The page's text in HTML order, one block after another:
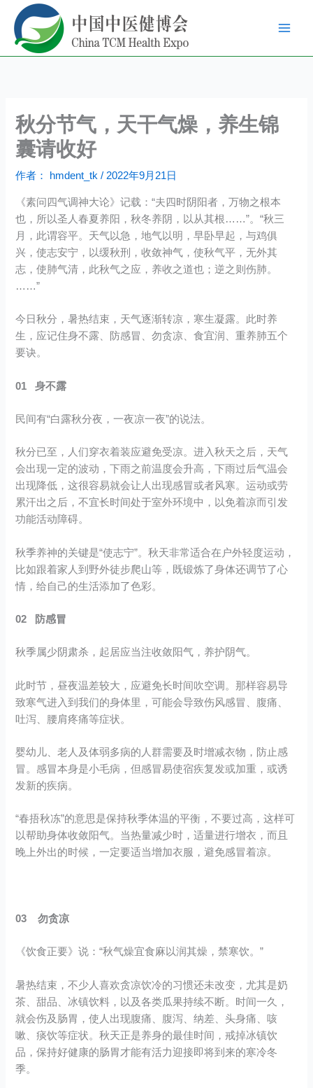
容
秋分节气，天干气燥，养生锦
囊请收好
作者： hmdent_tk/2022年9月21日
《素问四气调神大论》记载：“夫四时阴阳者，万物之根本
也，所以圣人春夏养阳，秋冬养阴，以从其根……”。“秋三
月，此谓容平。天气以急，地气以明，早卧早起，与鸡俱
兴，使志安宁，以缓秋刑，收敛神气，使秋气平，无外其
志，使肺气清，此秋气之应，养收之道也；逆之则伤肺。
……”
今日秋分，暑热结束，天气逐渐转凉，寒生凝露。此时养
生，应记住身不露、防感冒、勿贪凉、食宜润、重养肺五个
要诀。
01 身不露
民间有“白露秋分夜，一夜凉一夜”的说法。
秋分已至，人们穿衣着装应避免受凉。进入秋天之后，天气
会出现一定的波动，下雨之前温度会升高，下雨过后气温会
出现降低，这很容易就会让人出现感冒或者风寒。运动或劳
累汗出之后，不宜长时间处于室外环境中，以免着凉而引发
功能活动障碍。
秋季养神的关键是“使志宁”。秋天非常适合在户外轻度运动，
比如跟着家人到野外徒步爬山等，既锻炼了身体还调节了心
情，给自己的生活添加了色彩。
02 防感冒
秋季属少阴肃杀，起居应当注收敛阳气，养护阴气。
此时节，昼夜温差较大，应避免长时间吹空调。那样容易导
致寒气进入到我们的身体里，可能会导致伤风感冒、腹痛、
吐泻、腰肩疼痛等症状。
婴幼儿、老人及体弱多病的人群需要及时增减衣物，防止感
冒。感冒本身是小毛病，但感冒易使宿疾复发或加重，或诱
发新的疾病。
“春捂秋冻”的意思是保持秋季体温的平衡，不要过高，这样可
以帮助身体收敛阳气。当热量减少时，适量进行增衣，而且
晚上外出的时候，一定要适当增加衣服，避免感冒着凉。
03 勿贪凉
《饮食正要》说：“秋气燥宜食麻以润其燥，禁寒饮。”
暑热结束，不少人喜欢贪凉饮冷的习惯还未改变，尤其是奶
茶、甜品、冰镇饮料，以及各类瓜果持续不断。时间一久，
就会伤及肠胃，使人出现腹痛、腹泻、纳差、头身痛、咳
嗽、痰饮等症状。秋天正是养身的最佳时间，戒掉冰镇饮
品，保持好健康的肠胃才能有活力迎接即将到来的寒冷冬
季。